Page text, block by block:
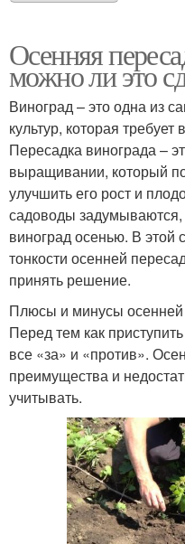
Осенняя
можно ли это
Виноград – это одна из
культур, которая
Пересадка винограда –
выращивании, который
улучшить его рост и
садоводы
виноград осенью. В этой
тонкости осенней
принять решение.
Плюсы и минусы осенней
Перед тем как
все «за» и «против».
преимущества и
учитывать.